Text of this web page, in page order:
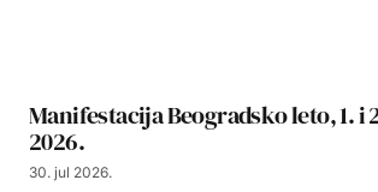
Manifestacija Beogradsko leto, 1. i
2026.
30. jul 2026.